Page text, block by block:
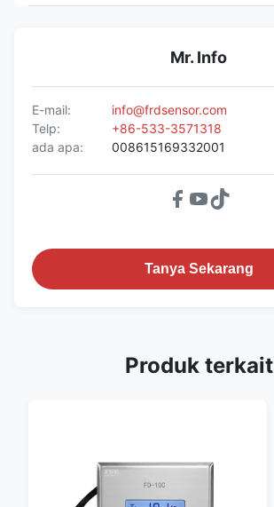
Mr. Info
E-mail:
info@frdsensor.com
Telp:
+86-533-3571318
ada apa:
008615169332001
Tanya Sekarang
Produk terkait